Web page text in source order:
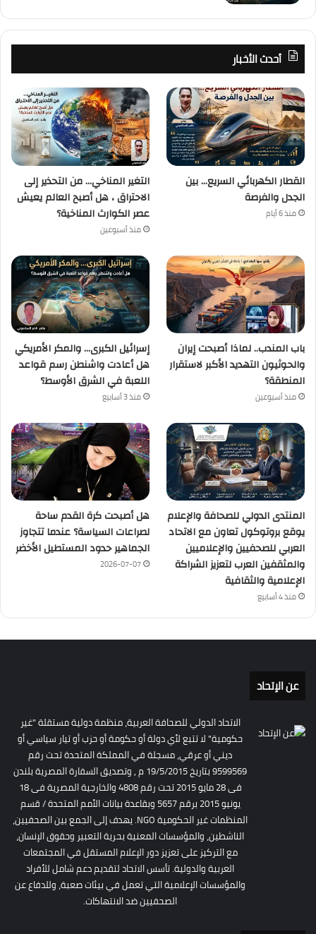
أحدث الأخبار
القطار الكهربائي السريع… بين
الجدل والفرصة
منذ 6 أيام
التغير المناخي… من التحذير إلى
الاحتراق ، هل أصبح العالم يعيش
عصر الكوارث المناخية؟
منذ أسبوعين
باب المندب.. لماذا أصبحت إيران
والحوثيون التهديد الأكبر لاستقرار
المنطقة؟
منذ أسبوعين
إسرائيل الكبرى… والمكر الأمريكي
هل أعادت واشنطن رسم قواعد
اللعبة في الشرق الأوسط؟
منذ 3 أسابيع
المنتدى الدولي للصحافة والإعلام
يوقع بروتوكول تعاون مع الاتحاد
العربي للصحفيين والإعلاميين
والمثقفين العرب لتعزيز الشراكة
الإعلامية والثقافية
منذ 4 أسابيع
هل أصبحت كرة القدم ساحة
لصراعات السياسة؟ عندما تتجاوز
الجماهير حدود المستطيل الأخضر
2026-07-07
عن الإتحاد
الاتحاد الدولي للصحافة العربية، منظمة دولية مستقلة "غير
حكومية" لا تتبع لأي دولة أو حكومة أو حزب أو تيار سياسي أو
ديني أو عرقي، مسجلة في المملكة المتحدة تحت رقم
9599569 بتاريخ 19/5/2015 م , وتصديق السفارة المصرية بلندن
فى 28 مايو 2015 تحت رقم 4808 والخارجية المصرية فى 18
يونيو 2015 برقم 5657 وبقاعدة بيانات الأمم المتحدة / قسم
المنظمات غير الحكومية NGO. يهدف إلى الجمع بين الصحفيين،
الناشطين، والمؤسسات المعنية بحرية التعبير وحقوق الإنسان،
مع التركيز على تعزيز دور الإعلام المستقل في المجتمعات
العربية والدولية. تأسس الاتحاد لتقديم دعم شامل للأفراد
والمؤسسات الإعلامية التي تعمل في بيئات صعبة، وللدفاع عن
الصحفيين ضد الانتهاكات.